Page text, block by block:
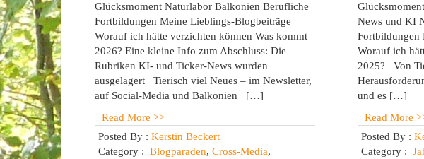
Glücksmoment Naturlabor Balkonien Berufliche
Fortbildungen Meine Lieblings-Blogbeiträge
Worauf ich hätte verzichten können Was kommt
2026? Eine kleine Info zum Abschluss: Die
Rubriken KI- und Ticker-News wurden
ausgelagert Tierisch viel Neues – im Newsletter,
auf Social-Media und Balkonien […]
Read More >>
Posted By : Kerstin Beckert
Category : Blogparaden, Cross-Media,
News und KI
Fortbildungen
Worauf ich
2025? Von
und es […]
Read More
Posted By :
Category :